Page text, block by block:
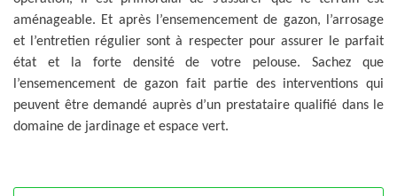
aménageable. Et après l’ensemencement de gazon, l’arrosage
et l’entretien régulier sont à respecter pour assurer le parfait
état et la forte densité de votre pelouse. Sachez que
l’ensemencement de gazon fait partie des interventions qui
peuvent être demandé auprès d’un prestataire qualifié dans le
domaine de jardinage et espace vert.